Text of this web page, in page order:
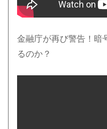
金融庁が再び警告！暗
るのか？